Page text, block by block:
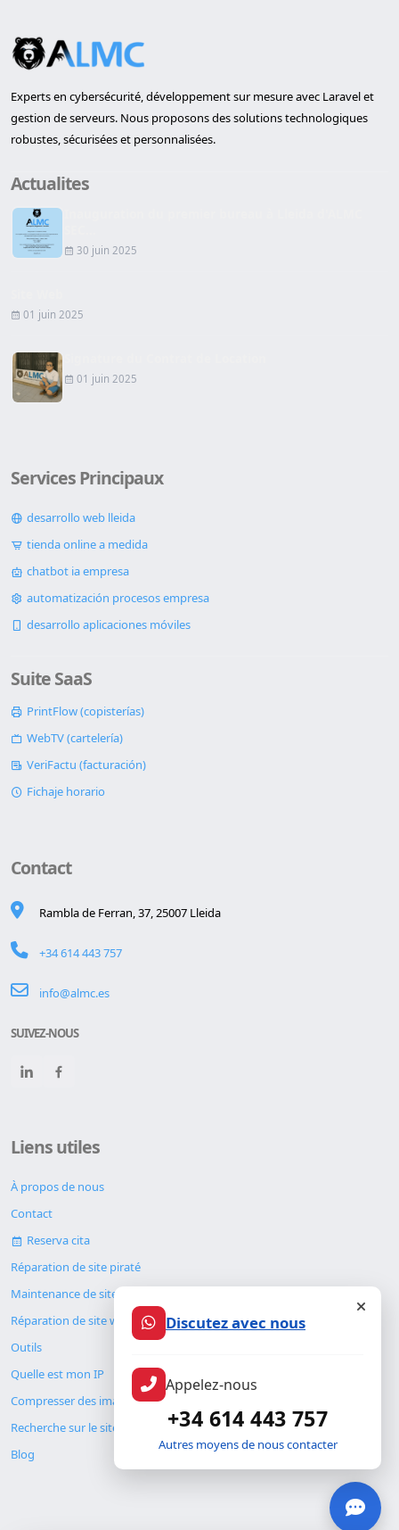
Experts en cybersécurité, développement sur mesure avec Laravel et
gestion de serveurs. Nous proposons des solutions technologiques
robustes, sécurisées et personnalisées.
Actualites
30 juin 2025
01 juin 2025
01 juin 2025
Services Principaux
desarrollo web lleida
tienda online a medida
chatbot ia empresa
automatización procesos empresa
desarrollo aplicaciones móviles
Suite SaaS
PrintFlow (copisterías)
WebTV (cartelería)
VeriFactu (facturación)
Fichaje horario
Contact
Rambla de Ferran, 37, 25007 Lleida
+34 614 443 757
info@almc.es
SUIVEZ-NOUS
Liens utiles
À propos de nous
Contact
Reserva cita
Réparation de site piraté
Maintenance de site web
Réparation de site web
Outils
Quelle est mon IP
Compresser des images
Recherche sur le site
Blog
Discutez avec nous
Appelez-nous
+34 614 443 757
Autres moyens de nous contacter